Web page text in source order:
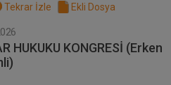
Tekrar İzle Ekli Dosya
HUKUKU KONGRESİ (Erken